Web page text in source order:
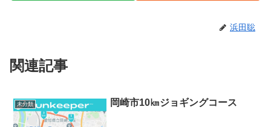
浜田聡
関連記事
未分類 岡崎市10㎞ジョギングコース